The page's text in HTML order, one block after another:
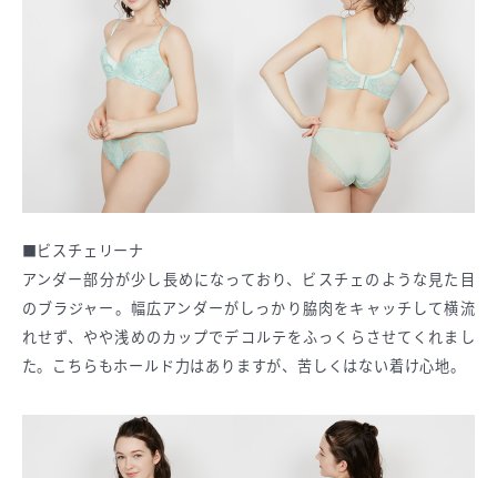
■ビスチェリーナ
アンダー部分が少し長めになっており、ビスチェのような見た目
のブラジャー。幅広アンダーがしっかり脇肉をキャッチして横流
れせず、やや浅めのカップでデコルテをふっくらさせてくれまし
た。こちらもホールド力はありますが、苦しくはない着け心地。